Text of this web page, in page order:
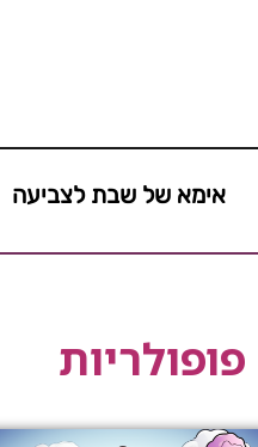
אימא של שבת לצביעה
פופולריות